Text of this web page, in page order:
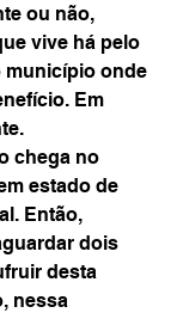
ou não,
vive há pelo
município onde
Em
chega no
estado de
Então,
dois
desta
nessa